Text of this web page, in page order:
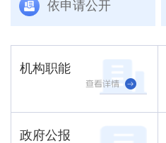
依申请公开
机构职能
政府公报